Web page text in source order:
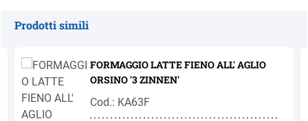
Prodotti simili
FORMAGGIO LATTE FIENO ALL' AGLIO
ORSINO '3 ZINNEN'
Cod.: KA63F